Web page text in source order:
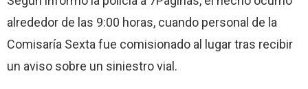
alrededor de las 9:00 horas, cuando personal de la
Comisaría Sexta fue comisionado al lugar tras recibir
un aviso sobre un siniestro vial.